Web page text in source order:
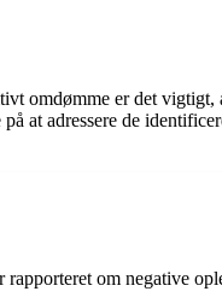
omdømme er det vigtigt,
at adressere de
om negative